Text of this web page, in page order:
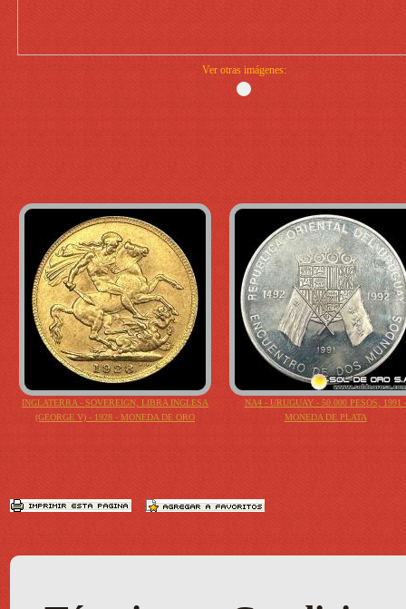
Ver otras imágenes:
INGLATERRA - SOVEREIGN, LIBRA INGLESA
(GEORGE V) - 1928 - MONEDA DE ORO
NA4 - URUGUAY - 50.000 PESOS, 1991 -
MONEDA DE PLATA